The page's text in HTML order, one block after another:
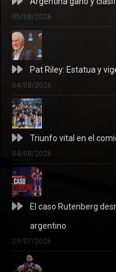
05/08/2026
Pat Riley: Estatua y
04/08/2026
Triunfo vital en el
04/08/2026
El caso Rutenberg
argentino
29/07/2026